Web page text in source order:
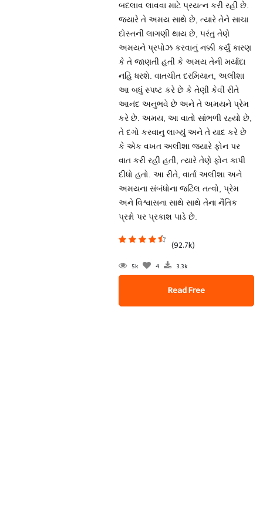
બદલાવ લાવવા માટે પ્રયત્ન કરી રહી છે.
જ્યારે તે અમય સાથે છે, ત્યારે તેને સાચા
દોસ્તની લાગણી થાય છે, પરંતુ તેણે
અમયને પ્રપોઝ કરવાનું નક્કી કર્યું કારણ
કે તે જાણતી હતી કે અમય તેની મર્યાદા
નહિ ધરશે. વાતચીત દરમિયાન, અલીશા
આ બધું સ્પષ્ટ કરે છે કે તેણી કેવી રીતે
આનંદ અનુભવે છે અને તે અમયને પ્રેમ
કરે છે. અમય, આ વાતો સાંભળી રહ્યો છે,
તે દગો કરવાનુ લાગ્યું અને તે યાદ કરે છે
કે એક વખત અલીશા જ્યારે ફોન પર
વાત કરી રહી હતી, ત્યારે તેણે ફોન કાપી
દીધો હતો. આ રીતે, વાર્તા અલીશા અને
અમયના સંબંધોના જટિલ તત્વો, પ્રેમ
અને વિશ્વાસના સાથે સાથે તેના નૈતિક
પ્રશ્નો પર પ્રકાશ પાડે છે.
(92.7k)
5k 4 3.3k
Read Free